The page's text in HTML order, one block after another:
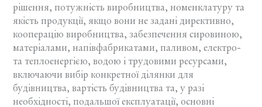
рішення, потужність виробництва, номенклатуру та
якість продукції, якщо вони не задані директивно,
кооперацію виробництва, забезпечення сировиною,
матеріалами, напівфабрикатами, паливом, електро-
та теплоенергією, водою і трудовими ресурсами,
включаючи вибір конкретної ділянки для
будівництва, вартість будівництва та, у разі
необхідності, подальшої експлуатації, основні